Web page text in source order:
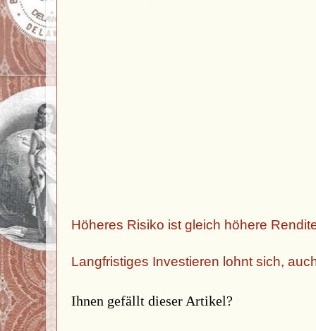
Höheres Risiko ist gleich höhere
Langfristiges Investieren lohnt sich,
Ihnen gefällt dieser Artikel?